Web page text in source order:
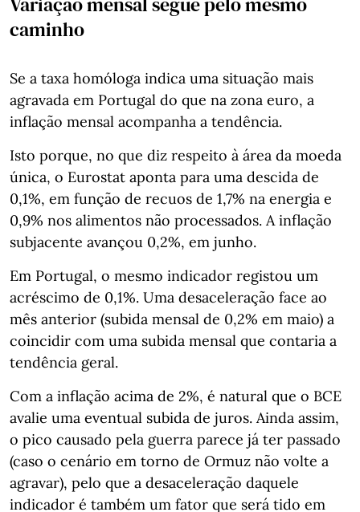
caminho
Se a taxa homóloga indica uma situação mais
agravada em Portugal do que na zona euro, a
inflação mensal acompanha a tendência.
Isto porque, no que diz respeito à área da moeda
única, o Eurostat aponta para uma descida de
0,1%, em função de recuos de 1,7% na energia e
0,9% nos alimentos não processados. A inflação
subjacente avançou 0,2%, em junho.
Em Portugal, o mesmo indicador registou um
acréscimo de 0,1%. Uma desaceleração face ao
mês anterior (subida mensal de 0,2% em maio) a
coincidir com uma subida mensal que contaria a
tendência geral.
Com a inflação acima de 2%, é natural que o BCE
avalie uma eventual subida de juros. Ainda assim,
o pico causado pela guerra parece já ter passado
(caso o cenário em torno de Ormuz não volte a
agravar), pelo que a desaceleração daquele
indicador é também um fator que será tido em